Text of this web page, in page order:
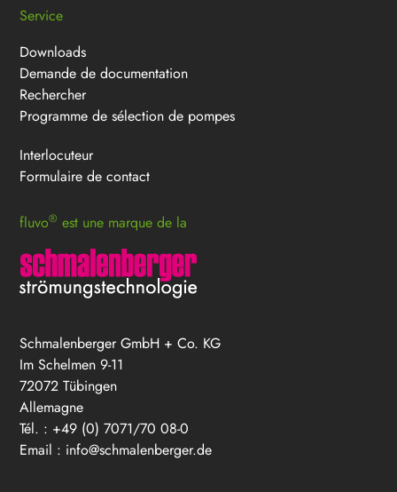
Service
Downloads
Demande de documentation
Rechercher
Programme de sélection de pompes
Interlocuteur
Formulaire de contact
fluvo® est une marque de la
Schmalenberger GmbH + Co. KG
Im Schelmen 9-11
72072 Tübingen
Allemagne
Tél. : +49 (0) 7071/70 08-0
Email : info@schmalenberger.de